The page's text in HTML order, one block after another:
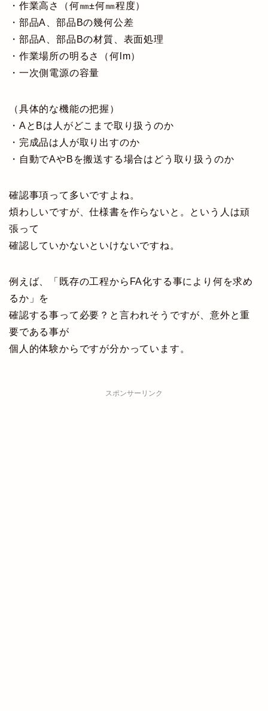
・作業高さ（何㎜±何㎜程度）
・部品A、部品Bの幾何公差
・部品A、部品Bの材質、表面処理
・作業場所の明るさ（何lm）
・一次側電源の容量
（具体的な機能の把握）
・AとBは人がどこまで取り扱うのか
・完成品は人が取り出すのか
・自動でAやBを搬送する場合はどう取り扱うのか
確認事項って多いですよね。
煩わしいですが、仕様書を作らないと。という人は頑
張って
確認していかないといけないですね。
例えば、「既存の工程からFA化する事により何を求め
るか」を
確認する事って必要？と言われそうですが、意外と重
要である事が
個人的体験からですが分かっています。
スポンサーリンク